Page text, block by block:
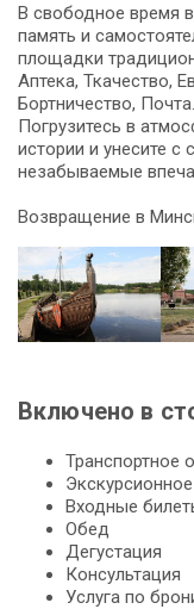
В свободное время
память и
площадки
Аптека, Ткачество,
Бортничество, Почта.
Погрузитесь в
истории и унесите с
незабываемые
Возвращение в
Включено в
Транспортное
Входные
Обед
Дегустация
Консультация
Услуга по